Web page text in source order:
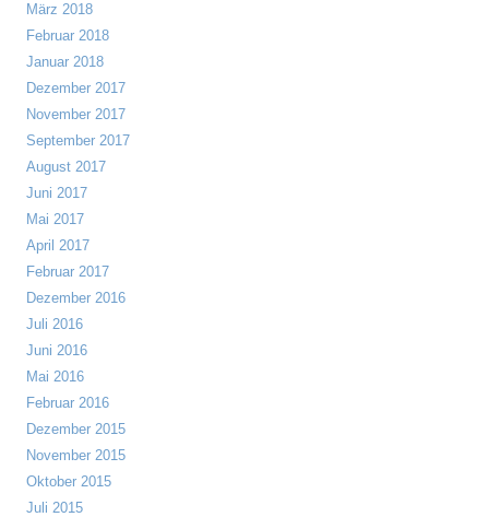
März 2018
Februar 2018
Januar 2018
Dezember 2017
November 2017
September 2017
August 2017
Juni 2017
Mai 2017
April 2017
Februar 2017
Dezember 2016
Juli 2016
Juni 2016
Mai 2016
Februar 2016
Dezember 2015
November 2015
Oktober 2015
Juli 2015